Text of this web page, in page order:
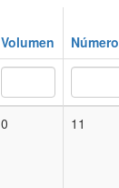
Volumen Número
0 11